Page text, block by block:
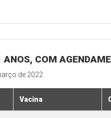
COM
de 2022
Vacina